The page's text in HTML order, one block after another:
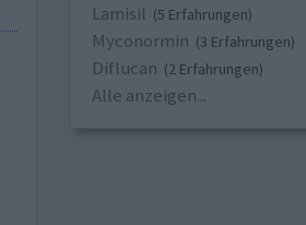
Lamisil (5 Erfahrungen)
Myconormin (3 Erfahrungen)
Diflucan (2 Erfahrungen)
Alle anzeigen...